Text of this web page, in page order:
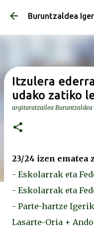
Saltatu
Buruntzaldea
Itzulera
udako zatiko
argitaratzailea Buruntzaldea
23/24 izen ematea
- Eskolarrak eta
- Eskolarrak eta
- Parte-hartze
Lasarte-Oria +